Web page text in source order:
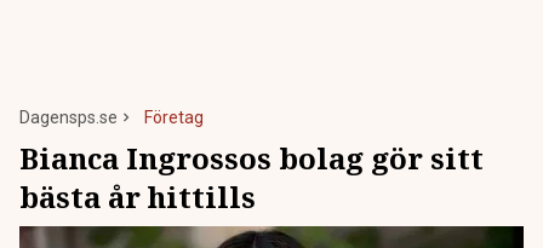
Dagensps.se Företag
Bianca Ingrossos bolag gör sitt
bästa år hittills